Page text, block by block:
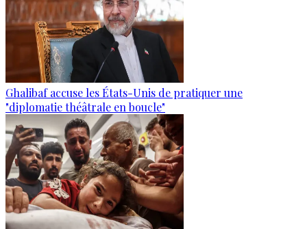
Ghalibaf accuse les États-Unis de pratiquer une
"diplomatie théâtrale en boucle"